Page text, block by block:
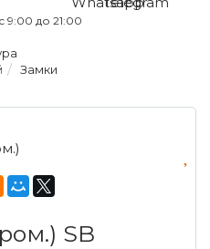
9:00 до 21:00
Замки
SB